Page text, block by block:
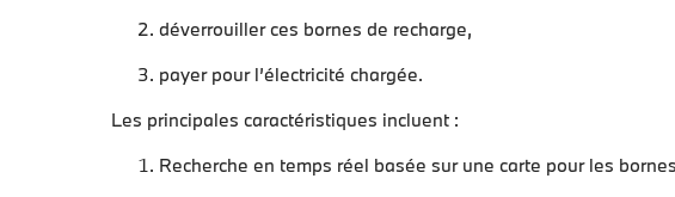
déverrouiller ces bornes de recharge,
payer pour l’électricité chargée.
Les principales caractéristiques incluent :
Recherche en temps réel basée sur une carte pour les